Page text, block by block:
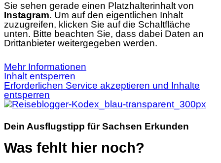
Sie sehen gerade einen Platzhalterinhalt von
Instagram. Um auf den eigentlichen Inhalt
zuzugreifen, klicken Sie auf die Schaltfläche
unten. Bitte beachten Sie, dass dabei Daten an
Drittanbieter weitergegeben werden.
Mehr Informationen
Inhalt entsperren
Erforderlichen Service akzeptieren und Inhalte
entsperren
Dein Ausflugstipp für Sachsen Erkunden
Was fehlt hier noch?